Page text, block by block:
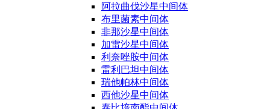
阿拉曲伐沙星中间体
布里菌素中间体
非那沙星中间体
加雷沙星中间体
利奈唑胺中间体
雷利巴坦中间体
瑞他帕林中间体
西他沙星中间体